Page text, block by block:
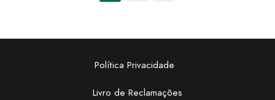
Política Privacidade
Livro de Reclamações